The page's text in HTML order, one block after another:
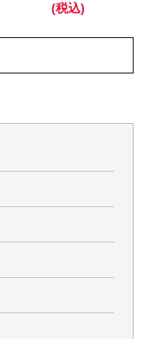
(税込)